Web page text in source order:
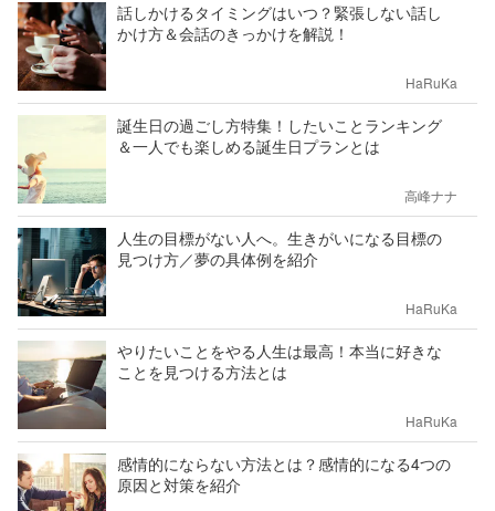
話しかけるタイミングはいつ？緊張しない話し
かけ方＆会話のきっかけを解説！
HaRuKa
誕生日の過ごし方特集！したいことランキング
＆一人でも楽しめる誕生日プランとは
高峰ナナ
人生の目標がない人へ。生きがいになる目標の
見つけ方／夢の具体例を紹介
HaRuKa
やりたいことをやる人生は最高！本当に好きな
ことを見つける方法とは
HaRuKa
感情的にならない方法とは？感情的になる4つの
原因と対策を紹介